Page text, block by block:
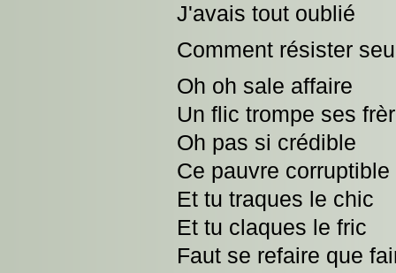
J'avais tout oublié
Comment résister
Oh oh sale affaire
Un flic trompe ses
Oh pas si crédible
Ce pauvre corruptible
Et tu traques le chic
Et tu claques le fric
Faut se refaire que